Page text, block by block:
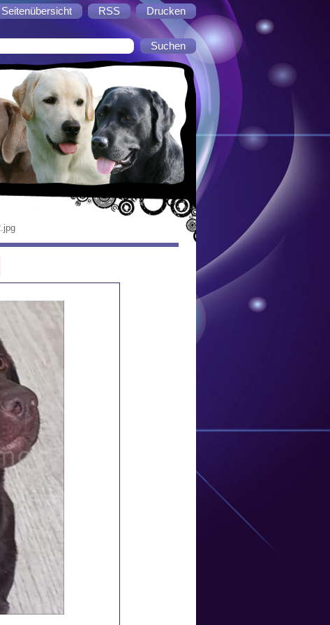
Seitenübersicht RSS Drucken